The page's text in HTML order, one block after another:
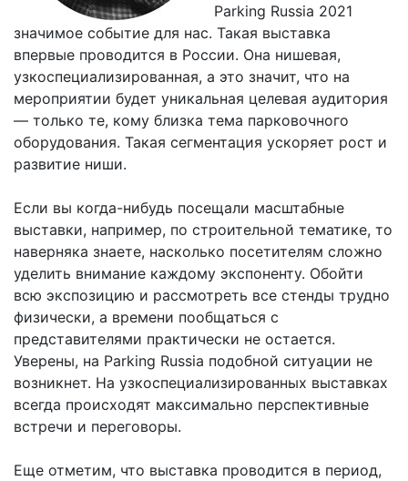
Parking Russia 2021
значимое событие для нас. Такая выставка
впервые проводится в России. Она нишевая,
узкоспециализированная, а это значит, что на
мероприятии будет уникальная целевая аудитория
— только те, кому близка тема парковочного
оборудования. Такая сегментация ускоряет рост и
развитие ниши.
Если вы когда-нибудь посещали масштабные
выставки, например, по строительной тематике, то
наверняка знаете, насколько посетителям сложно
уделить внимание каждому экспоненту. Обойти
всю экспозицию и рассмотреть все стенды трудно
физически, а времени пообщаться с
представителями практически не остается.
Уверены, на Parking Russia подобной ситуации не
возникнет. На узкоспециализированных выставках
всегда происходят максимально перспективные
встречи и переговоры.
Еще отметим, что выставка проводится в период,